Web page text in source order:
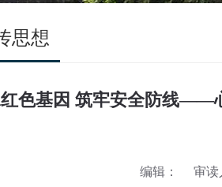
思想
色基因 筑牢安全防线——
编辑： 审读